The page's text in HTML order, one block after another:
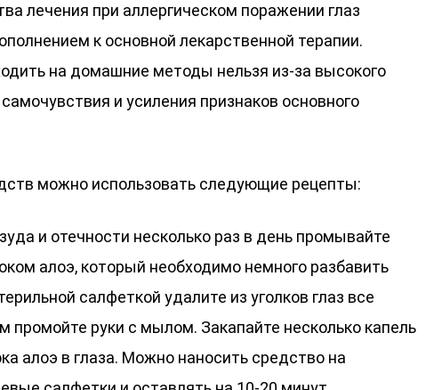
лечения при аллергическом поражении глаз
к основной лекарственной терапии.
на домашние методы нельзя из-за высокого
и усиления признаков основного
можно использовать следующие рецепты:
и отечности несколько раз в день промывайте
алоэ, который необходимо немного разбавить
салфеткой удалите из уголков глаз все
промойте руки с мылом. Закапайте несколько капель
алоэ в глаза. Можно наносить средство на